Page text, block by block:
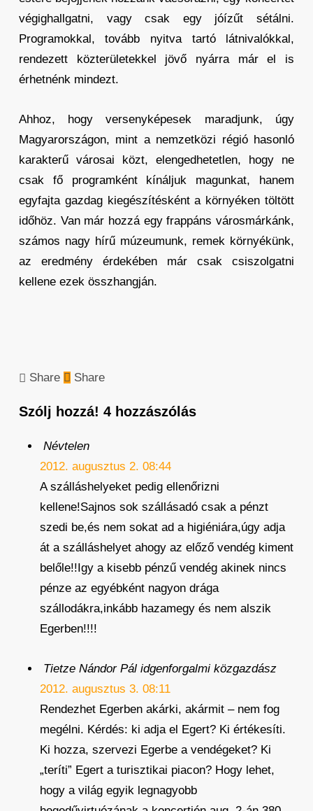
végighallgatni, vagy csak egy jóízűt sétálni.
Programokkal, tovább nyitva tartó látnivalókkal,
rendezett közterületekkel jövő nyárra már el is
érhetnénk mindezt.
Ahhoz, hogy versenyképesek maradjunk, úgy
Magyarországon, mint a nemzetközi régió hasonló
karakterű városai közt, elengedhetetlen, hogy ne
csak fő programként kínáljuk magunkat, hanem
egyfajta gazdag kiegészítésként a környéken töltött
időhöz. Van már hozzá egy frappáns városmárkánk,
számos nagy hírű múzeumunk, remek környékünk,
az eredmény érdekében már csak csiszolgatni
kellene ezek összhangján.
Share Share
Szólj hozzá! 4 hozzászólás
Névtelen
2012. augusztus 2. 08:44
A szálláshelyeket pedig ellenőrizni
kellene!Sajnos sok szállásadó csak a pénzt
szedi be,és nem sokat ad a higiéniára,úgy adja
át a szálláshelyet ahogy az előző vendég kiment
belőle!!Igy a kisebb pénzű vendég akinek nincs
pénze az egyébként nagyon drága
szállodákra,inkább hazamegy és nem alszik
Egerben!!!!
Tietze Nándor Pál idgenforgalmi közgazdász
2012. augusztus 3. 08:11
Rendezhet Egerben akárki, akármit – nem fog
megélni. Kérdés: ki adja el Egert? Ki értékesíti.
Ki hozza, szervezi Egerbe a vendégeket? Ki
„teríti” Egert a turisztikai piacon? Hogy lehet,
hogy a világ egyik legnagyobb